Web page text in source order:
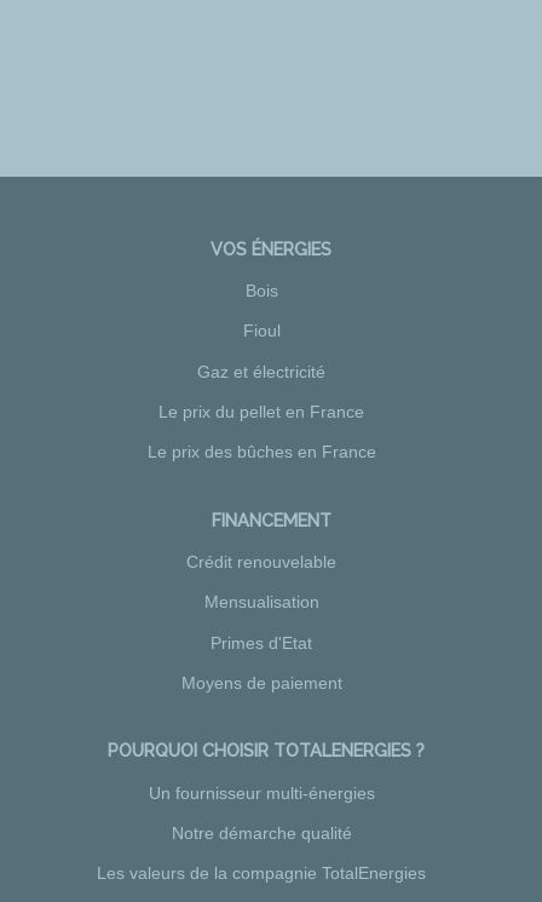
VOS ÉNERGIES
Bois
Fioul
Gaz et électricité
Le prix du pellet en France
Le prix des bûches en France
FINANCEMENT
Crédit renouvelable
Mensualisation
Primes d'Etat
Moyens de paiement
POURQUOI CHOISIR TOTALENERGIES ?
Un fournisseur multi-énergies
Notre démarche qualité
Les valeurs de la compagnie TotalEnergies